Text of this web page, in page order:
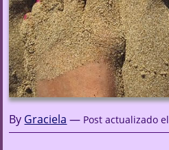
By Graciela — Post actualizado el